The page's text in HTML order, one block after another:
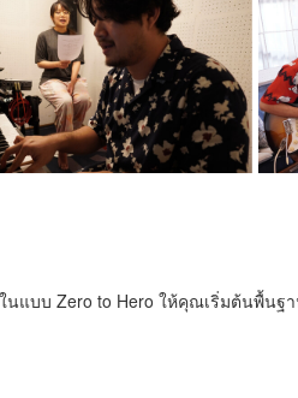
นแบบ Zero to Hero ให้คุณเริ่มต้นพื้นฐ